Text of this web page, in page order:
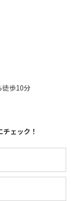
徒歩10分
ェック！